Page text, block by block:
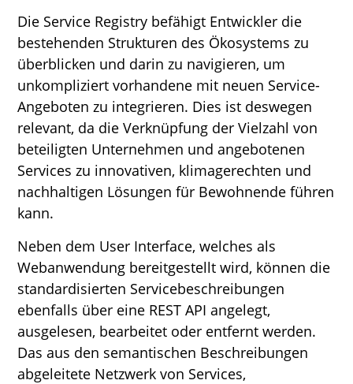
Die Service Registry befähigt Entwickler die
bestehenden Strukturen des Ökosystems zu
überblicken und darin zu navigieren, um
unkompliziert vorhandene mit neuen Service-
Angeboten zu integrieren. Dies ist deswegen
relevant, da die Verknüpfung der Vielzahl von
beteiligten Unternehmen und angebotenen
Services zu innovativen, klimagerechten und
nachhaltigen Lösungen für Bewohnende führen
kann.
Neben dem User Interface, welches als
Webanwendung bereitgestellt wird, können die
standardisierten Servicebeschreibungen
ebenfalls über eine REST API angelegt,
ausgelesen, bearbeitet oder entfernt werden.
Das aus den semantischen Beschreibungen
abgeleitete Netzwerk von Services,